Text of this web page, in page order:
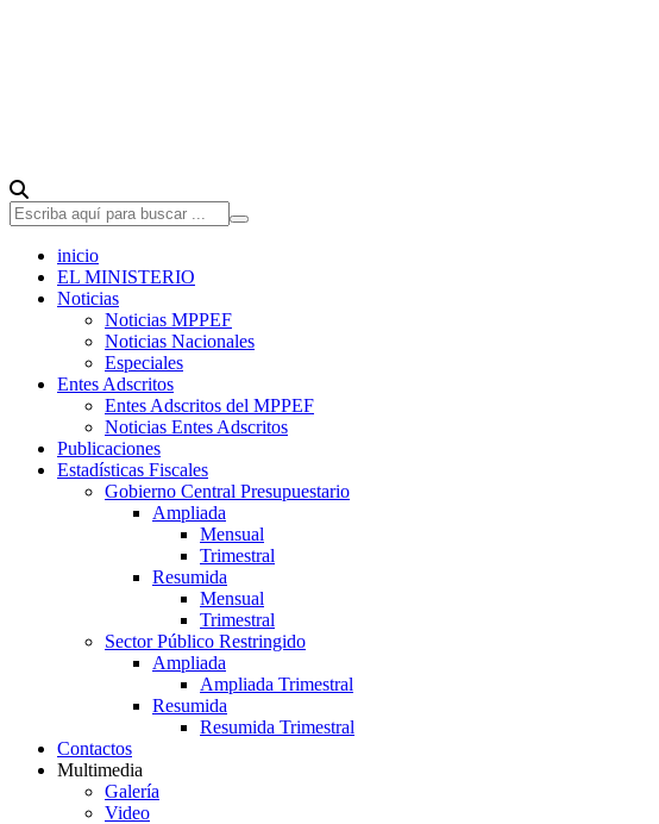
inicio
EL MINISTERIO
Noticias
Noticias MPPEF
Noticias Nacionales
Especiales
Entes Adscritos
Entes Adscritos del MPPEF
Noticias Entes Adscritos
Publicaciones
Estadísticas Fiscales
Gobierno Central Presupuestario
Ampliada
Mensual
Trimestral
Resumida
Mensual
Trimestral
Sector Público Restringido
Ampliada
Ampliada Trimestral
Resumida
Resumida Trimestral
Contactos
Multimedia
Galería
Video